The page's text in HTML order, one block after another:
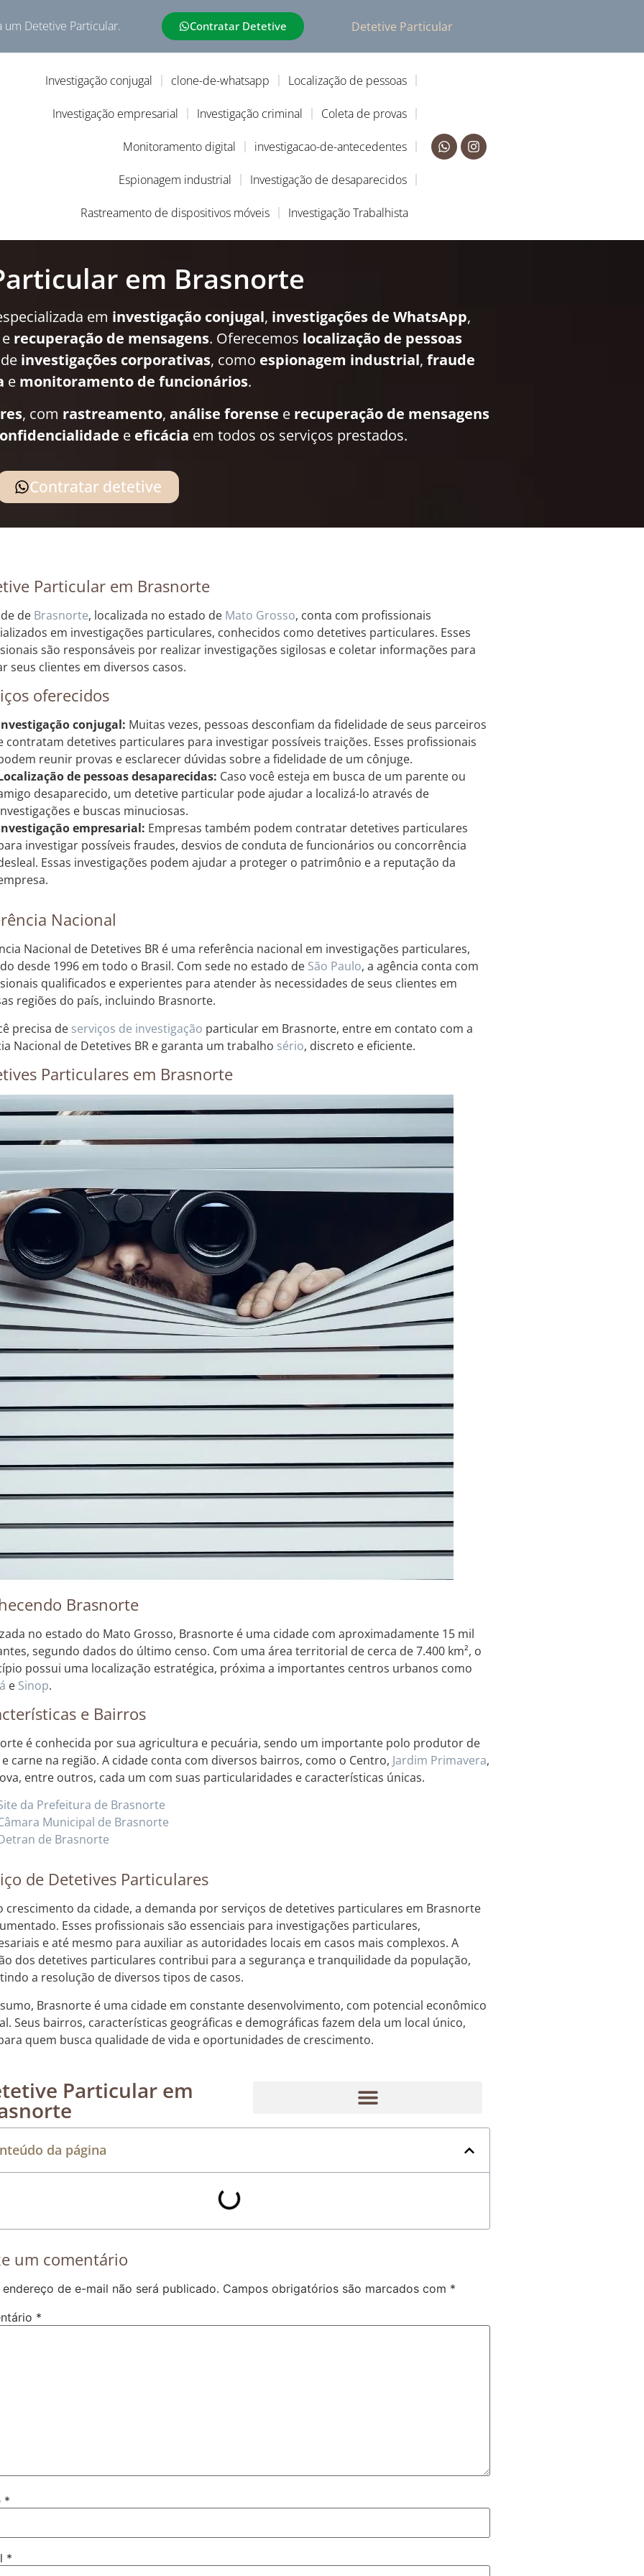
um Detetive Particular. Contratar Detetive Detetive Particular
Investigação conjugal clone-de-whatsapp Localização de pessoas
Investigação empresarial Investigação criminal Coleta de provas
Monitoramento digital investigacao-de-antecedentes
Espionagem industrial Investigação de desaparecidos
Rastreamento de dispositivos móveis Investigação Trabalhista
em Brasnorte
em investigação conjugal, investigações de WhatsApp,
recuperação de mensagens. Oferecemos localização de pessoas
investigações corporativas, como espionagem industrial, fraude
e monitoramento de funcionários.
, com rastreamento, análise forense e recuperação de mensagens
e eficácia em todos os serviços prestados.
Contratar detetive
Particular em Brasnorte
de Brasnorte, localizada no estado de Mato Grosso, conta com profissionais
em investigações particulares, conhecidos como detetives particulares. Esses
são responsáveis por realizar investigações sigilosas e coletar informações para
seus clientes em diversos casos.
oferecidos
conjugal: Muitas vezes, pessoas desconfiam da fidelidade de seus parceiros
contratam detetives particulares para investigar possíveis traições. Esses profissionais
reunir provas e esclarecer dúvidas sobre a fidelidade de um cônjuge.
de pessoas desaparecidas: Caso você esteja em busca de um parente ou
desaparecido, um detetive particular pode ajudar a localizá-lo através de
e buscas minuciosas.
empresarial: Empresas também podem contratar detetives particulares
investigar possíveis fraudes, desvios de conduta de funcionários ou concorrência
Essas investigações podem ajudar a proteger o patrimônio e a reputação da
Nacional
Nacional de Detetives BR é uma referência nacional em investigações particulares,
desde 1996 em todo o Brasil. Com sede no estado de São Paulo, a agência conta com
qualificados e experientes para atender às necessidades de seus clientes em
regiões do país, incluindo Brasnorte.
precisa de serviços de investigação particular em Brasnorte, entre em contato com a
Nacional de Detetives BR e garanta um trabalho sério, discreto e eficiente.
Particulares em Brasnorte
Brasnorte
no estado do Mato Grosso, Brasnorte é uma cidade com aproximadamente 15 mil
segundo dados do último censo. Com uma área territorial de cerca de 7.400 km², o
possui uma localização estratégica, próxima a importantes centros urbanos como
e Sinop.
e Bairros
é conhecida por sua agricultura e pecuária, sendo um importante polo produtor de
carne na região. A cidade conta com diversos bairros, como o Centro, Jardim Primavera,
entre outros, cada um com suas particularidades e características únicas.
da Prefeitura de Brasnorte
Municipal de Brasnorte
de Brasnorte
de Detetives Particulares
crescimento da cidade, a demanda por serviços de detetives particulares em Brasnorte
Esses profissionais são essenciais para investigações particulares,
e até mesmo para auxiliar as autoridades locais em casos mais complexos. A
dos detetives particulares contribui para a segurança e tranquilidade da população,
a resolução de diversos tipos de casos.
Brasnorte é uma cidade em constante desenvolvimento, com potencial econômico
Seus bairros, características geográficas e demográficas fazem dela um local único,
quem busca qualidade de vida e oportunidades de crescimento.
Particular em
da página
um comentário
endereço de e-mail não será publicado. Campos obrigatórios são marcados com *
*
*
*